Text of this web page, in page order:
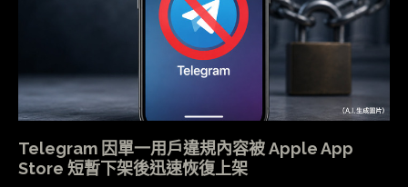
Telegram 因單一用戶違規內容被 Apple App
Store 短暫下架後迅速恢復上架